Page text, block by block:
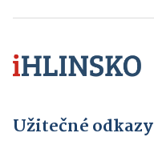
Užitečné odkazy